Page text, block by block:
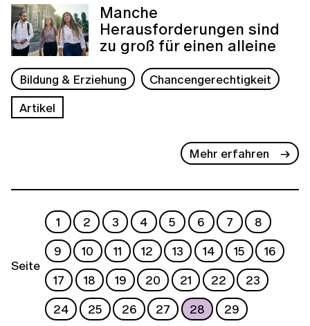
Manche
Herausforderungen sind
zu groß für einen alleine
Bildung & Erziehung
Chancengerechtigkeit
Artikel
Mehr erfahren
Seite
1 2 3 4 5 6 7
8
9
10 11 12 13 14 15
16
17
18 19 20 21 22
23
24
25 26 27 28 29